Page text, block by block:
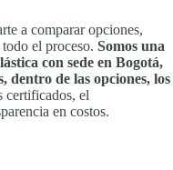
a comparar opciones,
el proceso. Somos una
con sede en Bogotá,
dentro de las opciones, los
certificados, el
en costos.